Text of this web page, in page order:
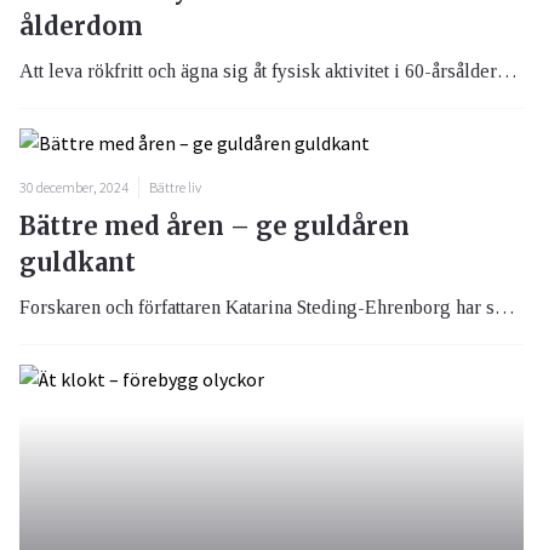
ålderdom
Att leva rökfritt och ägna sig åt fysisk aktivitet i 60-årsåldern har visat sig vara kopplat till bättre hälsa och välbefinnande senare i livet.
30 december, 2024 Bättre liv
Bättre med åren – ge guldåren
guldkant
Forskaren och författaren Katarina Steding-Ehrenborg har skrivit en läsvärd och charmig bok om åldrande. Hur bromsar vi upp förloppet när kroppen åldras och bryts ned, och hur sätter vi guldkant på guldåren?